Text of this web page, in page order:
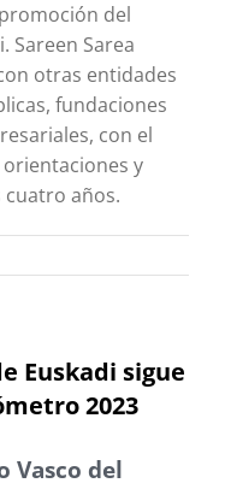
del
Sareen Sarea
otras entidades
fundaciones
con el
y
años.
Euskadi sigue
2023
Vasco del